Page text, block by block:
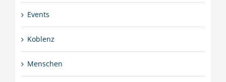
Events
Koblenz
Menschen